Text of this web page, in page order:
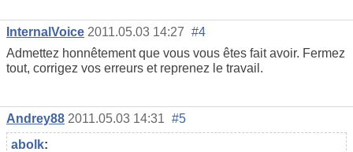
InternalVoice 2011.05.03 14:27 #4
Admettez honnêtement que vous vous êtes fait avoir. Fermez
tout, corrigez vos erreurs et reprenez le travail.
Andrey88 2011.05.03 14:31 #5
abolk: